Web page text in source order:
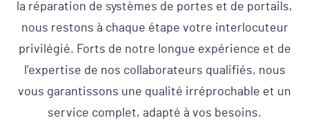
la réparation de systèmes de portes et de portails,
nous restons à chaque étape votre interlocuteur
privilégié. Forts de notre longue expérience et de
l’expertise de nos collaborateurs qualifiés, nous
vous garantissons une qualité irréprochable et un
service complet, adapté à vos besoins.